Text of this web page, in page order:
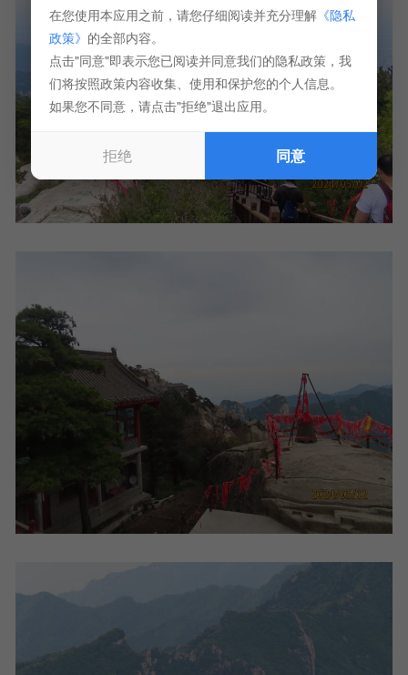
在您使用本应用之前，请您仔细阅读并充分理解《隐私
政策》 的全部内容。
点击"同意"即表示您已阅读并同意我们的隐私政策，我
们将按照政策内容收集、使用和保护您的个人信息。
如果您不同意，请点击"拒绝"退出应用。
拒绝 同意